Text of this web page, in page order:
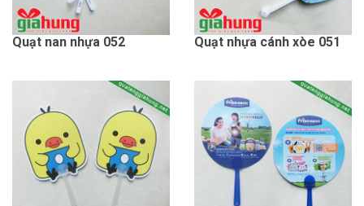
Quạt nan nhựa 052 Quạt nhựa cánh xòe 051